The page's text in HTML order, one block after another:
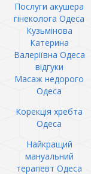
Послуги акушера
гінеколога Одеса
Кузьмінова
Катерина
Валеріївна Одеса
відгуки
Масаж недорого
Одеса
Корекція хребта
Одеса
Найкращий
мануальний
терапевт Одеса